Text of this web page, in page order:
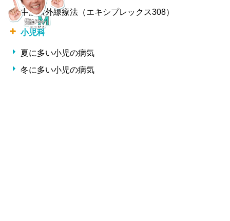
中波紫外線療法（エキシプレックス308）
小児科
夏に多い小児の病気
冬に多い小児の病気